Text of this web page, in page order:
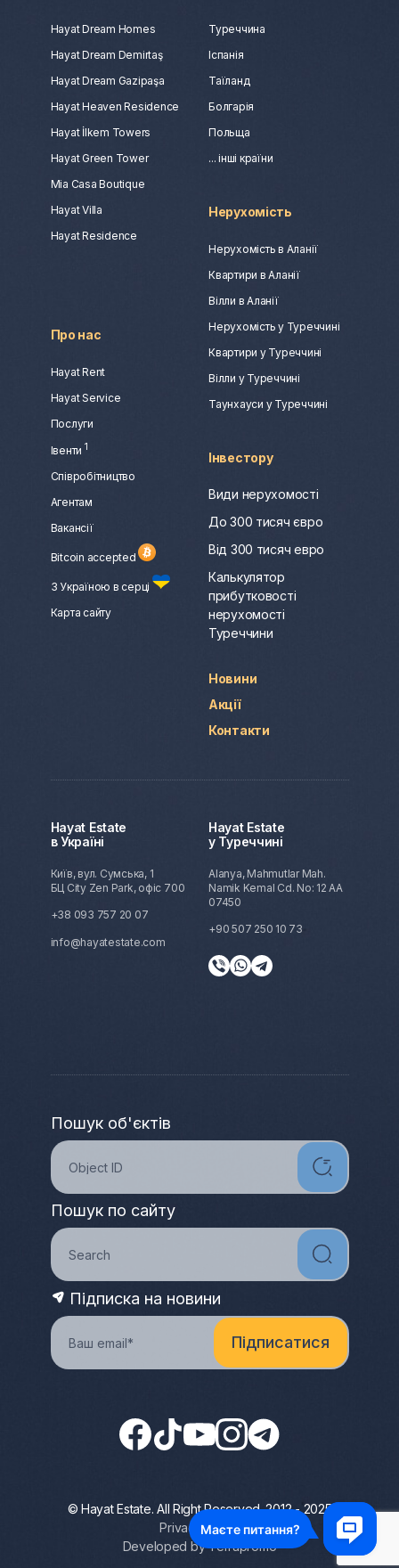
Hayat Dream Homes
Hayat Dream Demirtaş
Hayat Dream Gazipaşa
Hayat Heaven Residence
Hayat İlkem Towers
Hayat Green Tower
Mia Casa Boutique
Hayat Villa
Hayat Residence
Туреччина
Іспанія
Таїланд
Болгарія
Польща
... інші країни
Про нас
Hayat Rent
Hayat Service
Послуги
Івенти 1
Співробітництво
Агентам
Вакансії
Bitcoin accepted
З Україною в серці
Карта сайту
Нерухомість
Нерухомість в Аланії
Квартири в Аланії
Вілли в Аланії
Нерухомість у Туреччині
Квартири у Туреччині
Вілли у Туреччині
Таунхауси у Туреччині
Інвестору
Види нерухомості
До 300 тисяч євро
Від 300 тисяч евро
Калькулятор
прибутковості
нерухомості
Туреччини
Новини
Акції
Контакти
Hayat Estate
в Україні
Київ, вул. Сумська, 1
БЦ City Zen Park, офіс 700
+38 093 757 20 07
info@hayatestate.com
Hayat Estate
у Туреччині
Alanya, Mahmutlar Mah.
Namik Kemal Cd. No: 12 AA
07450
+90 507 250 10 73
Пошук об'єктів
Пошук по сайту
Підписка на новини
© Hayat Estate. All Right Reserved. 2012 - 2025
Privacy Policy
Developed by Terrapromo